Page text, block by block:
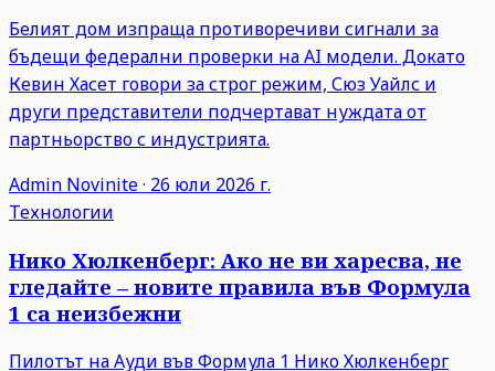
Белият дом изпраща противоречиви сигнали за
бъдещи федерални проверки на AI модели. Докато
Кевин Хасет говори за строг режим, Сюз Уайлс и
други представители подчертават нуждата от
партньорство с индустрията.
Admin Novinite· 26 юли 2026 г.
Технологии
Нико Хюлкенберг: Ако не ви харесва, не
гледайте – новите правила във Формула
1 са неизбежни
Пилотът на Ауди във Формула 1 Нико Хюлкенберг